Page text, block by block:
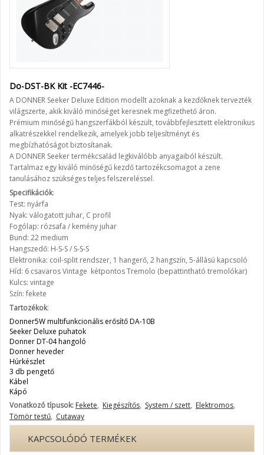
Do-DST-BK Kit -EC7446-
A DONNER Seeker Deluxe Edition modellt azoknak a kezdőknek tervezték
világszerte, akik kiváló minőséget keresnek megfizethető áron.
Prémium minőségű hangszerfákból készült, továbbfejlesztett elektronikus
alkatrészekkel rendelkezik, amelyek jobb teljesítményt és
megbízhatóságot biztosítanak.
A DONNER Seeker termékcsalád legkiválóbb anyagaiból készült.
Tartalmaz egy kiváló minőségű kezdő tartozékcsomagot a zene
tanulásához szükséges teljes felszereléssel.
Specifikációk:
Test: nyárfa
Nyak: válogatott juhar, C profil
Fogólap: rózsafa / kemény juhar
Bund: 22 medium
Hangszedő: H-S-S / S-S-S
Elektronika: coil-split rendszer, 1 hangerő, 2 hangszín, 5-állású kapcsoló
Híd: 6 csavaros Vintage kétpontos Tremolo (bepattintható tremolókar)
Kulcs: vintage
Szín: fekete
Tartozékok:
Donner5W multifunkcionális erősítő DA-10B
Seeker Deluxe puhatok
Donner DT-04 hangoló
Donner heveder
Húrkészlet
3 db pengető
Kábel
Kápó
Vonatkozó típusok: Fekete, Kiegészítős, System / szett, Elektromos,
Tömör testű, Cutaway
KAPCSOLÓDÓ TERMÉKEK